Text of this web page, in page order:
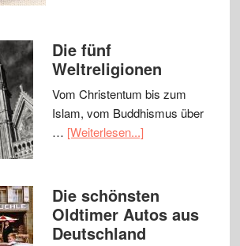
Die fünf
Weltreligionen
Vom Christentum bis zum
Islam, vom Buddhismus über
… [Weiterlesen...]
Die schönsten
Oldtimer Autos aus
Deutschland